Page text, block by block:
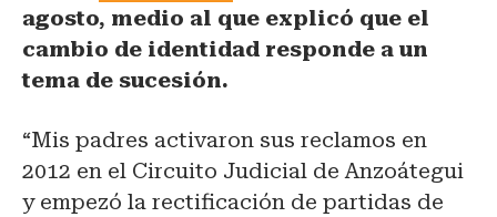
agosto, medio al que explicó que el
cambio de identidad responde a un
tema de sucesión.
“Mis padres activaron sus reclamos en
2012 en el Circuito Judicial de Anzoátegui
y empezó la rectificación de partidas de